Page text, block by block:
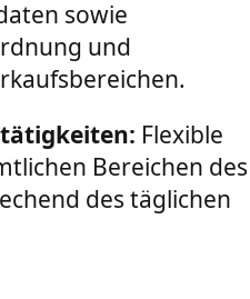
sowie
und
Flexible
Bereichen des
des täglichen